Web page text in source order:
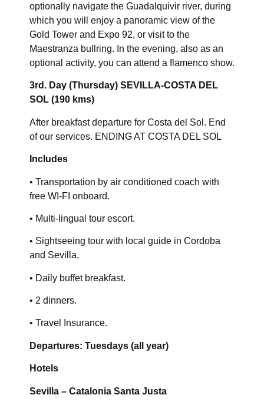
optionally navigate the Guadalquivir river, during
which you will enjoy a panoramic view of the
Gold Tower and Expo 92, or visit to the
Maestranza bullring. In the evening, also as an
optional activity, you can attend a flamenco show.
3rd. Day (Thursday) SEVILLA-COSTA DEL
SOL (190 kms)
After breakfast departure for Costa del Sol. End
of our services. ENDING AT COSTA DEL SOL
Includes
• Transportation by air conditioned coach with
free WI-FI onboard.
• Multi-lingual tour escort.
• Sightseeing tour with local guide in Cordoba
and Sevilla.
• Daily buffet breakfast.
• 2 dinners.
• Travel Insurance.
Departures: Tuesdays (all year)
Hotels
Sevilla – Catalonia Santa Justa